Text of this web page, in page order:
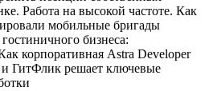
Работа на высокой частоте. Как
мобильные бригады
бизнеса:
корпоративная Astra Developer
ГитФлик решает ключевые